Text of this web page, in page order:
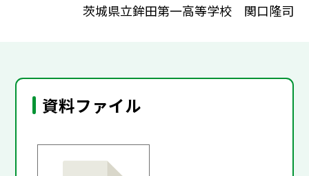
茨城県立鉾田第一高等学校 関口隆司
資料ファイル